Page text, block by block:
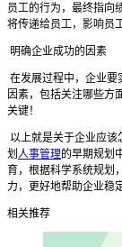
员工的行为，最终指向
将传递给员工，影响员
明确企业成功的因素
在发展过程中，企业要
因素，包括关注哪些方
关键！
以上就是关于企业应该
划 人事管理的早期规划
育，根据科学系统规划
力，更好地帮助企业稳
相关推荐